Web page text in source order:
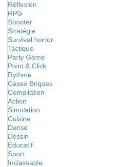
Réflexion
RPG
Shooter
Stratégie
Survival horror
Tactique
Party Game
Point & Click
Rythme
Casse Briques
Compilation
Action
Simulation
Cuisine
Danse
Dessin
Educatif
Sport
Inclassable